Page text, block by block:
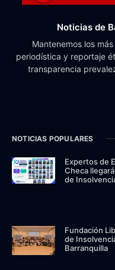
Noticias de
Mantenemos los
periodística y reportaje
transparencia
NOTICIAS POPULARES
Expertos de
Checa
de
Fundación
de
Barranquilla